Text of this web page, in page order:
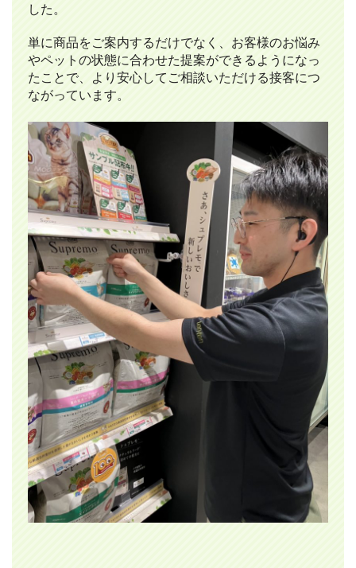
した。
単に商品をご案内するだけでなく、お客様のお悩み
やペットの状態に合わせた提案ができるようになっ
たことで、より安心してご相談いただける接客につ
ながっています。